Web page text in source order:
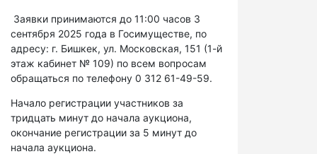
Заявки принимаются до 11:00 часов 3
сентября 2025 года в Госимуществе, по
адресу: г. Бишкек, ул. Московская, 151 (1-й
этаж кабинет № 109) по всем вопросам
обращаться по телефону 0 312 61-49-59.
Начало регистрации участников за
тридцать минут до начала аукциона,
окончание регистрации за 5 минут до
начала аукциона.